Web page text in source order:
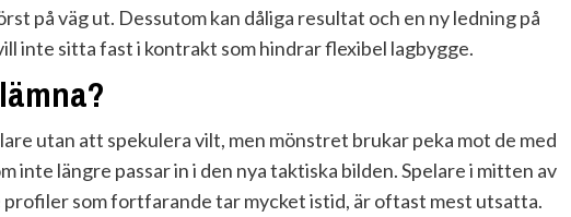
på väg ut. Dessutom kan dåliga resultat och en ny ledning på
inte sitta fast i kontrakt som hindrar flexibel lagbygge.
utan att spekulera vilt, men mönstret brukar peka mot de med
inte längre passar in i den nya taktiska bilden. Spelare i mitten av
som fortfarande tar mycket istid, är oftast mest utsatta.